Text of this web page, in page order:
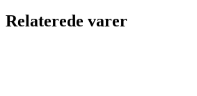
Relaterede varer